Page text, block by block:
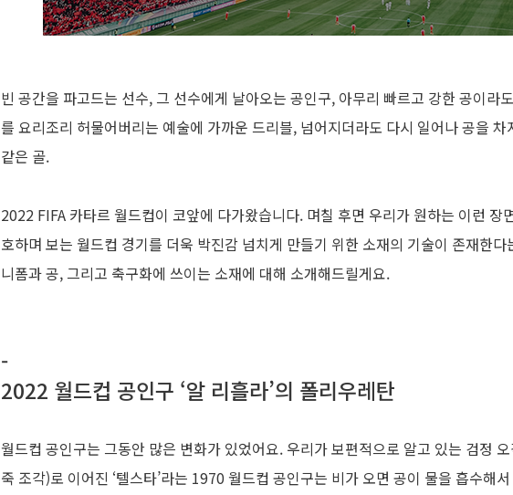
빈 공간을 파고드는 선수, 그 선수에게 날아오는 공인구, 아무리 빠르고 강한 공이라
를 요리조리 허물어버리는 예술에 가까운 드리블, 넘어지더라도 다시 일어나 공을
같은 골.
2022 FIFA 카타르 월드컵이 코앞에 다가왔습니다. 며칠 후면 우리가 원하는 이런 장
호하며 보는 월드컵 경기를 더욱 박진감 넘치게 만들기 위한 소재의 기술이 존재한
니폼과 공, 그리고 축구화에 쓰이는 소재에 대해 소개해드릴게요.
-
2022 월드컵 공인구 ‘알 리흘라’의 폴리우레탄
월드컵 공인구는 그동안 많은 변화가 있었어요. 우리가 보편적으로 알고 있는 검정
죽 조각)로 이어진 ‘텔스타’라는 1970 월드컵 공인구는 비가 오면 공이 물을 흡수해